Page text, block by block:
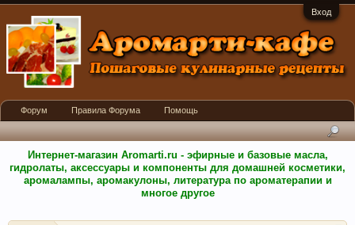
Вход
Интернет-магазин Aromarti.ru - эфирные и базовые масла,
гидролаты, аксессуары и компоненты для домашней косметики,
аромалампы, аромакулоны, литература по ароматерапии и
многое другое
Форум Правила Форума Помощь